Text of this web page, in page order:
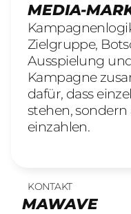
MEDIA-
Zielgruppe,
Ausspielung
Kampagne
dafür, dass
stehen, sondern
einzahlen.
KONTAKT
MAWAVE
UNSERE LEISTUNGEN
SOCIAL LEAD
23 offene Stellen
KOMM INS